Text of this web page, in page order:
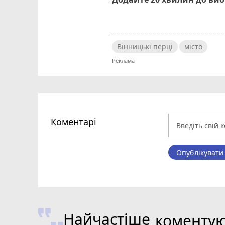
Вінницькі перці місто
Коментарі
Найчастіше